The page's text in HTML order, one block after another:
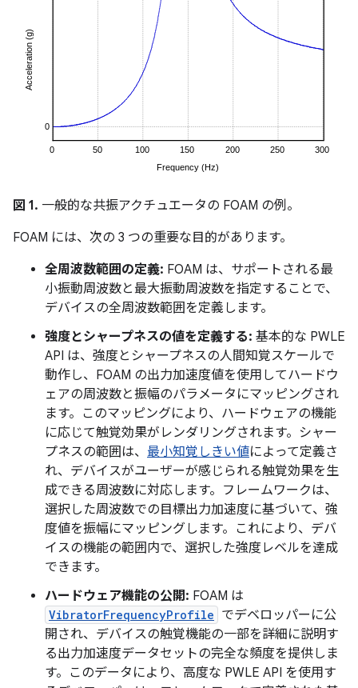
図 1. 一般的な共振アクチュエータの FOAM の例。
FOAM には、次の 3 つの重要な目的があります。
全周波数範囲の定義: FOAM は、サポートされる最
小振動周波数と最大振動周波数を指定することで、
デバイスの全周波数範囲を定義します。
強度とシャープネスの値を定義する: 基本的な PWLE
API は、強度とシャープネスの人間知覚スケールで
動作し、FOAM の出力加速度値を使用してハードウ
ェアの周波数と振幅のパラメータにマッピングされ
ます。このマッピングにより、ハードウェアの機能
に応じて触覚効果がレンダリングされます。シャー
プネスの範囲は、 最小知覚しきい値によって定義さ
れ、デバイスがユーザーが感じられる触覚効果を生
成できる周波数に対応します。フレームワークは、
選択した周波数での目標出力加速度に基づいて、強
度値を振幅にマッピングします。これにより、デバ
イスの機能の範囲内で、選択した強度レベルを達成
できます。
ハードウェア機能の公開: FOAM は
VibratorFrequencyProfile でデベロッパーに公
開され、デバイスの触覚機能の一部を詳細に説明す
る出力加速度データセットの完全な頻度を提供しま
す。このデータにより、高度な PWLE API を使用す